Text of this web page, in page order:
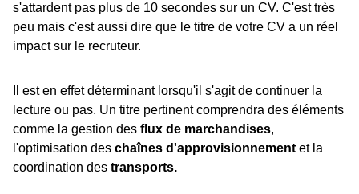
s'attardent pas plus de 10 secondes sur un CV. C'est très
peu mais c'est aussi dire que le titre de votre CV a un réel
impact sur le recruteur.
Il est en effet déterminant lorsqu'il s'agit de continuer la
lecture ou pas. Un titre pertinent comprendra des éléments
comme la gestion des flux de marchandises,
l'optimisation des chaînes d'approvisionnementet la
coordination des transports.